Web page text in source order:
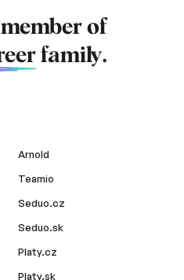
of
family.
Arnold
Teamio
Seduo.cz
Seduo.sk
Platy.cz
Platy.sk